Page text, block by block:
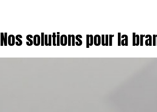
Nos solutions pour la